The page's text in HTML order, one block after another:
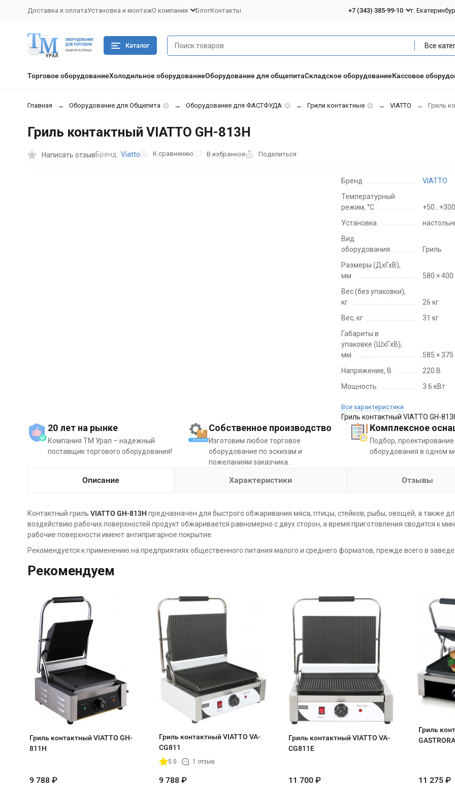
Доставка и оплатаУстановка и монтажО компании БлогКонтакты +7 (343) 385-99-10 г.
Каталог Все
Торговое оборудованиеХолодильное оборудованиеОборудование для общепитаСкладское оборудованиеКассовое
Главная Оборудование для Общепита Оборудование для ФАСТФУДА Грили контактные VIATTO Гриль
Гриль контактный VIATTO GH-813H
Написать отзывБренд: Viatto К сравнению В избранное Поделиться
Гриль контактный VIATTO GH-
Бренд
VIATTO
Температурный
режим, °C
Установка
Вид
оборудования
Гриль
Размеры (ДхГхВ),
мм
580 × 400
Вес (без упаковки),
кг
26 кг
Вес, кг
31 кг
Габариты в
упаковке (ШxГxВ),
мм
585 × 375
Напряжение, В
220 В
Мощность
3.6 кВт
Все характеристики
20 лет на рынке
Компания ТМ Урал – надежный
поставщик торгового оборудования!
Собственное производство
Изготовим любое торговое
оборудование по эскизам и
пожеланиям заказчика.
Комплексное
Подбор,
оборудования в одном
Описание Характеристики Отзывы
Контактный гриль VIATTO GH-813H предназначен для быстрого обжаривания мяса, птицы, стейков, рыбы, овощей, а также
воздействию рабочих поверхностей продукт обжаривается равномерно с двух сторон, а время приготовления сводится к
рабочие поверхности имеют антипригарное покрытие.
Рекомендуется к применению на предприятиях общественного питания малого и среднего форматов, прежде всего в
Рекомендуем
Гриль контактный VIATTO GH-
811H
9 788 ₽
Гриль контактный VIATTO VA-
CG811
5.0 1 отзыв
9 788 ₽
Гриль контактный VIATTO VA-
CG811E
11 700 ₽
Гриль
11 275 ₽